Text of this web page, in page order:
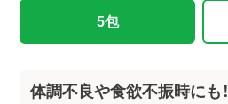
5包
体調不良や食欲不振時にも！